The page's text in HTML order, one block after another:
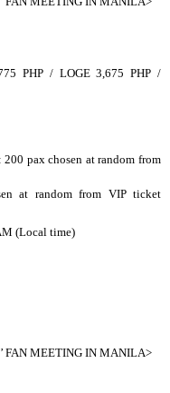
PHP / LOGE 3,675 PHP /
pax chosen at random from
at random from VIP ticket
(Local time)
FAN MEETING IN MANILA>